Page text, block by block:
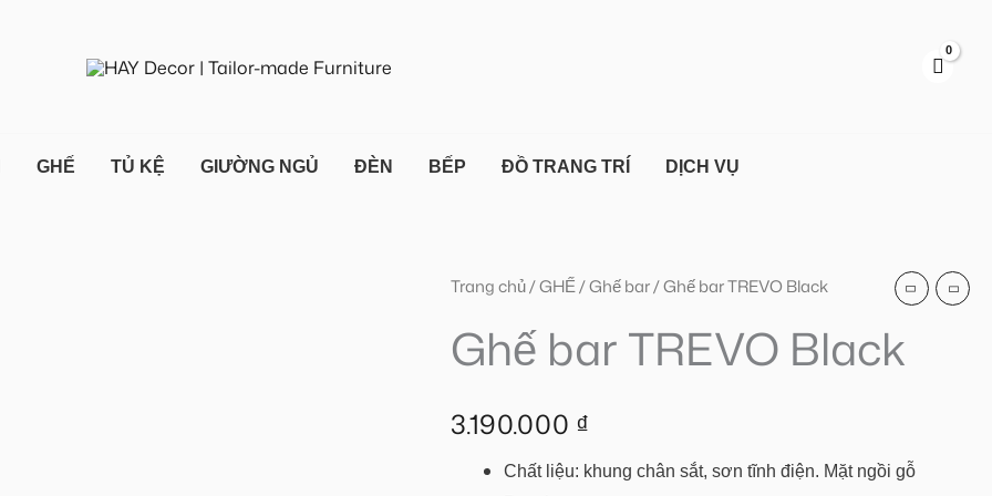
GHẾ TỦ KỆ GIƯỜNG NGỦ ĐÈN BẾP ĐỒ TRANG TRÍ DỊCH VỤ
Trang chủ/GHẾ/Ghế bar/ Ghế bar TREVO Black
Ghế bar TREVO Black
3.190.000 ₫
Chất liệu: khung chân sắt, sơn tĩnh điện. Mặt ngồi gỗ
Ghế
TREVO
số